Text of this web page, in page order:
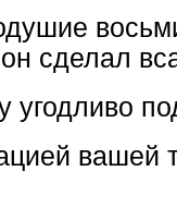
сделал
вашей